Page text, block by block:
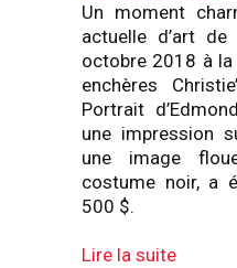
Un moment
actuelle d’art
octobre 2018 à
enchères
Portrait
une impression
une image
costume noir, a
500 $.
Lire la suite